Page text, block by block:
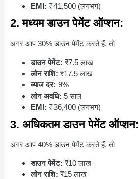
EMI: ₹41,500 (लगभग)
2. मध्यम डाउन पेमेंट ऑप्शन:
अगर आप 30% डाउन पेमेंट करते हैं, तो
डाउन पेमेंट: ₹7.5 लाख
लोन राशि: ₹17.5 लाख
ब्याज दर: 9%
लोन अवधि: 5 साल
EMI: ₹36,400 (लगभग)
3. अधिकतम डाउन पेमेंट ऑप्शन:
अगर आप 40% डाउन पेमेंट करते हैं, तो
डाउन पेमेंट: ₹10 लाख
लोन राशि: ₹15 लाख